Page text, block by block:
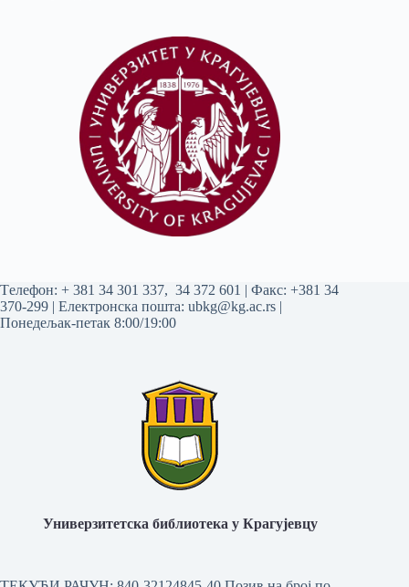
Tелефон: + 381 34 301 337, 34 372 601 | Факс: +381 34
370-299 | Електронска пошта: ubkg@kg.ac.rs |
Понедељак-петак 8:00/19:00
Универзитетска библиотека у Крагујевцу